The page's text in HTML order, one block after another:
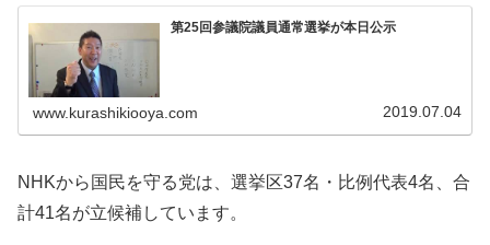
第25回参議院議員通常選挙が本日公示
www.kurashikiooya.com 2019.07.04
NHKから国民を守る党は、選挙区37名・比例代表4名、合
計41名が立候補しています。